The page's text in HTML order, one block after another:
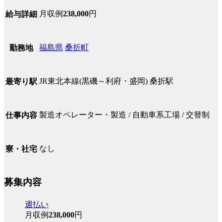
給与詳細 月収例238,000円
勤務地 福島県 桑折町
最寄り駅 JR東北本線(黒磯～利府・盛岡) 桑折駅
仕事内容 製造オペレーター・製造 / 自動車系工場 / 交替制
寮・社宅 なし
募集内容
週払い
月収例238,000円